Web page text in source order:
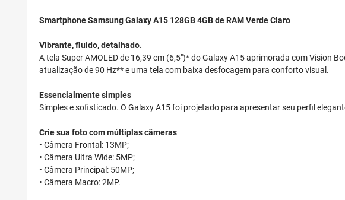
Smartphone Samsung Galaxy A15 128GB 4GB de RAM Verde Claro
Vibrante, fluido, detalhado.
A tela Super AMOLED de 16,39 cm (6,5")* do Galaxy A15 aprimorada com Vision
atualização de 90 Hz** e uma tela com baixa desfocagem para conforto visual.
Essencialmente simples
Simples e sofisticado. O Galaxy A15 foi projetado para apresentar seu perfil
Crie sua foto com múltiplas câmeras
• Câmera Frontal: 13MP;
• Câmera Ultra Wide: 5MP;
• Câmera Principal: 50MP;
• Câmera Macro: 2MP.